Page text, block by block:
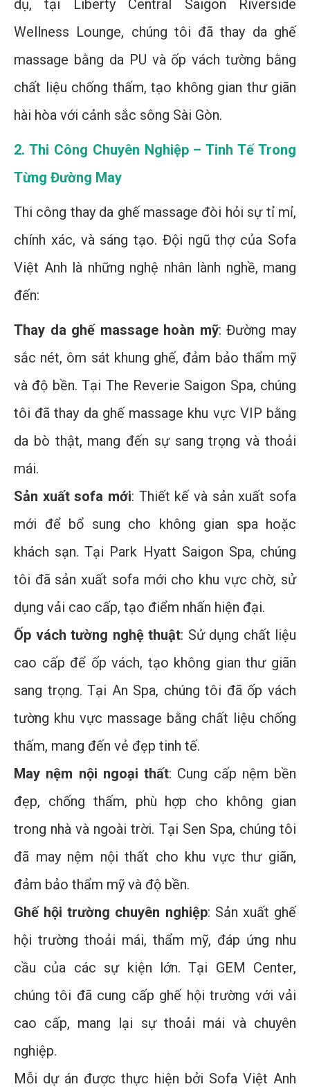
dụ, tại Liberty Central Saigon Riverside
Wellness Lounge, chúng tôi đã thay da ghế
massage bằng da PU và ốp vách tường bằng
chất liệu chống thấm, tạo không gian thư giãn
hài hòa với cảnh sắc sông Sài Gòn.
2. Thi Công Chuyên Nghiệp – Tinh Tế Trong
Từng Đường May
Thi công thay da ghế massage đòi hỏi sự tỉ mỉ,
chính xác, và sáng tạo. Đội ngũ thợ của Sofa
Việt Anh là những nghệ nhân lành nghề, mang
đến:
Thay da ghế massage hoàn mỹ: Đường may
sắc nét, ôm sát khung ghế, đảm bảo thẩm mỹ
và độ bền. Tại The Reverie Saigon Spa, chúng
tôi đã thay da ghế massage khu vực VIP bằng
da bò thật, mang đến sự sang trọng và thoải
mái.
Sản xuất sofa mới: Thiết kế và sản xuất sofa
mới để bổ sung cho không gian spa hoặc
khách sạn. Tại Park Hyatt Saigon Spa, chúng
tôi đã sản xuất sofa mới cho khu vực chờ, sử
dụng vải cao cấp, tạo điểm nhấn hiện đại.
Ốp vách tường nghệ thuật: Sử dụng chất liệu
cao cấp để ốp vách, tạo không gian thư giãn
sang trọng. Tại An Spa, chúng tôi đã ốp vách
tường khu vực massage bằng chất liệu chống
thấm, mang đến vẻ đẹp tinh tế.
May nệm nội ngoại thất: Cung cấp nệm bền
đẹp, chống thấm, phù hợp cho không gian
trong nhà và ngoài trời. Tại Sen Spa, chúng tôi
đã may nệm nội thất cho khu vực thư giãn,
đảm bảo thẩm mỹ và độ bền.
Ghế hội trường chuyên nghiệp: Sản xuất ghế
hội trường thoải mái, thẩm mỹ, đáp ứng nhu
cầu của các sự kiện lớn. Tại GEM Center,
chúng tôi đã cung cấp ghế hội trường với vải
cao cấp, mang lại sự thoải mái và chuyên
nghiệp.
Mỗi dự án được thực hiện bởi Sofa Việt Anh